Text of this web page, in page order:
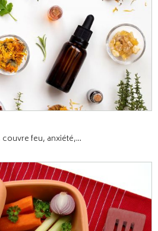
feu, anxiété,...